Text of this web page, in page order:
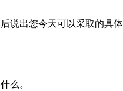
说出您今天可以采取的具体
么。